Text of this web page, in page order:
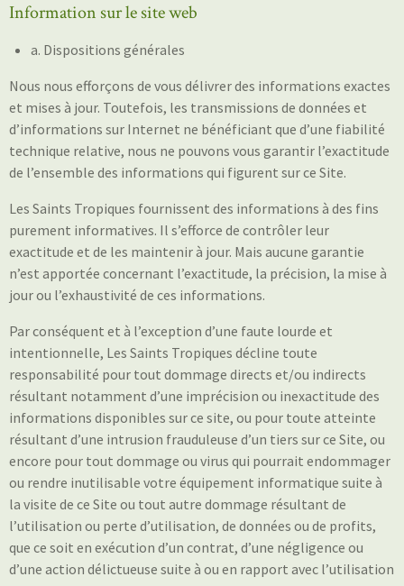
Information sur le site web
a. Dispositions générales
Nous nous efforçons de vous délivrer des informations exactes
et mises à jour. Toutefois, les transmissions de données et
d’informations sur Internet ne bénéficiant que d’une fiabilité
technique relative, nous ne pouvons vous garantir l’exactitude
de l’ensemble des informations qui figurent sur ce Site.
Les Saints Tropiques fournissent des informations à des fins
purement informatives. Il s’efforce de contrôler leur
exactitude et de les maintenir à jour. Mais aucune garantie
n’est apportée concernant l’exactitude, la précision, la mise à
jour ou l’exhaustivité de ces informations.
Par conséquent et à l’exception d’une faute lourde et
intentionnelle, Les Saints Tropiques décline toute
responsabilité pour tout dommage directs et/ou indirects
résultant notamment d’une imprécision ou inexactitude des
informations disponibles sur ce site, ou pour toute atteinte
résultant d’une intrusion frauduleuse d’un tiers sur ce Site, ou
encore pour tout dommage ou virus qui pourrait endommager
ou rendre inutilisable votre équipement informatique suite à
la visite de ce Site ou tout autre dommage résultant de
l’utilisation ou perte d’utilisation, de données ou de profits,
que ce soit en exécution d’un contrat, d’une négligence ou
d’une action délictueuse suite à ou en rapport avec l’utilisation